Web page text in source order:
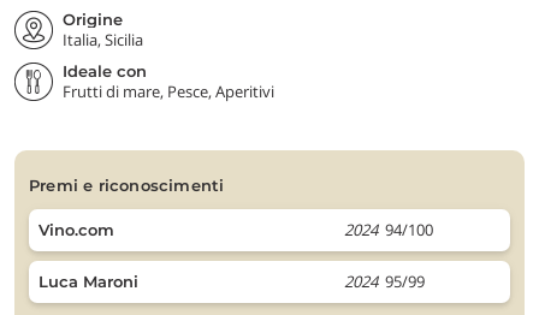
Origine
Italia, Sicilia
Ideale con
Frutti di mare, Pesce, Aperitivi
premi e riconoscimenti
Vino.com 2024 94/100
Luca Maroni 2024 95/99